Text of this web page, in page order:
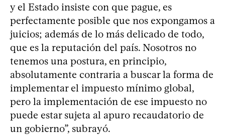
y el Estado insiste con que pague, es
perfectamente posible que nos expongamos a
juicios; además de lo más delicado de todo,
que es la reputación del país. Nosotros no
tenemos una postura, en principio,
absolutamente contraria a buscar la forma de
implementar el impuesto mínimo global,
pero la implementación de ese impuesto no
puede estar sujeta al apuro recaudatorio de
un gobierno”, subrayó.